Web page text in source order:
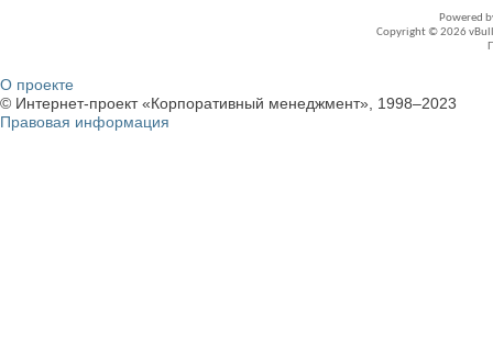
Powered
Copyright © 2026
О проекте
© Интернет-проект «Корпоративный менеджмент», 1998–2023
Правовая информация